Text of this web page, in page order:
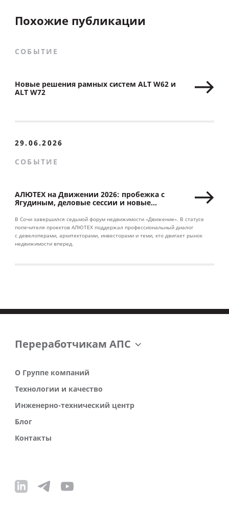
Похожие публикации
СОБЫТИЕ
Новые решения рамных систем ALT W62 и
ALT W72
29.06.2026
СОБЫТИЕ
АЛЮТЕХ на Движении 2026: пробежка с
Ягудиным, деловые сессии и новые
В Сочи завершился седьмой форум недвижимости «Движение». В статусе
попечителя проектов АЛЮТЕХ поддержал профессиональный диалог
с девелоперами, архитекторами, инвесторами и теми, кто двигает рынок
недвижимости вперед.
Переработчикам АПС
О Группе компаний
Технологии и качество
Инженерно-технический центр
Блог
Контакты